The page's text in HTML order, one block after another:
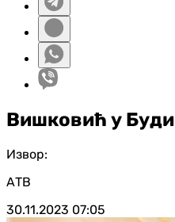
Вишковић у
Извор:
АТВ
30.11.2023 07:05